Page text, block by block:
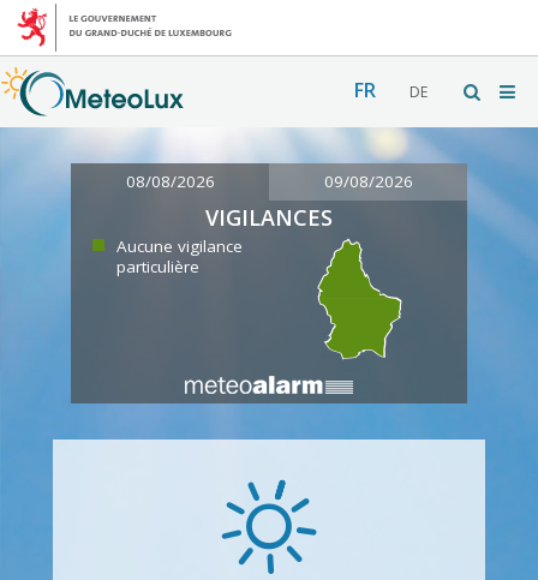
FR DE
08/08/2026 09/08/2026
VIGILANCES
Aucune vigilance
particulière